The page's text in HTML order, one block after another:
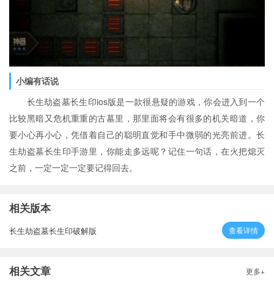
小编有话说
长生劫盗墓长生印ios版是一款很悬疑的游戏，你会进入到一个
比较黑暗又危机重重的古墓里，那里面将会有很多的机关暗道，你
要小心再小心，凭借着自己的聪明直觉和手中微弱的光亮前进。长
生劫盗墓长生印手游里，你能走多远呢？记住一句话，在火把熄灭
之前，一定一定一定要记得回去。
相关版本
长生劫盗墓长生印破解版 查看详情
相关文章 更多+